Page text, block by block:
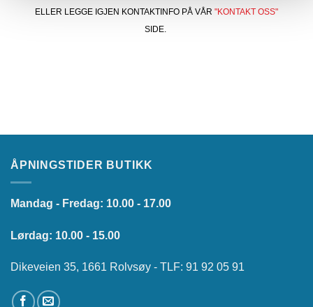
ELLER LEGGE IGJEN KONTAKTINFO PÅ VÅR "KONTAKT OSS"
SIDE.
ÅPNINGSTIDER BUTIKK
Mandag - Fredag: 10.00 - 17.00
Lørdag: 10.00 - 15.00
Dikeveien 35, 1661 Rolvsøy - TLF: 91 92 05 91